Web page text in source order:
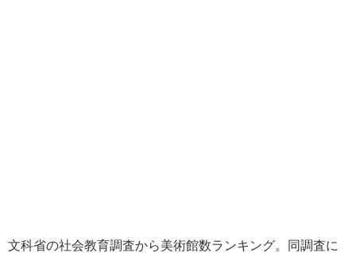
文科省の社会教育調査から美術館数ランキング。同調査に